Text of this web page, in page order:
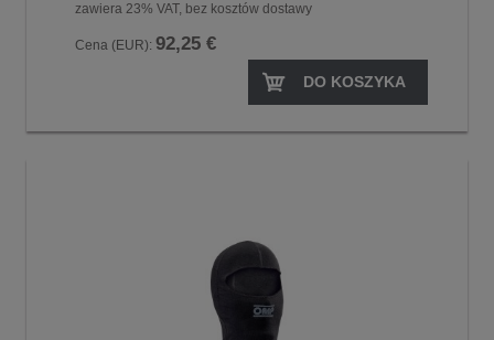
zawiera 23% VAT, bez kosztów dostawy
Cena (EUR): 92,25 €
DO KOSZYKA